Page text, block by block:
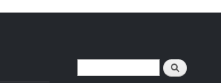
Поиск